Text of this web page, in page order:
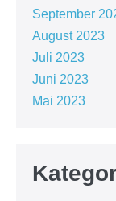
September
August 2023
Juli 2023
Juni 2023
Mai 2023